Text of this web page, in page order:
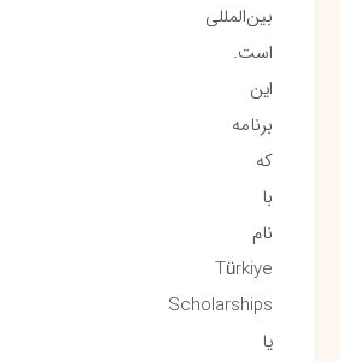
بین‌المللی
است.
این
برنامه
که
با
نام
Türkiye
Scholarships
یا